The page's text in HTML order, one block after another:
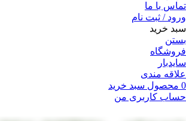
تماس با ما
ورود / ثبت نام
سبد خرید
بستن
فروشگاه
سایدبار
علاقه مندی
0 محصول سبد خرید
حساب کاربری من